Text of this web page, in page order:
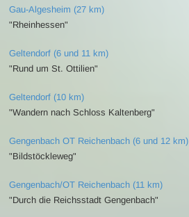
Gau-Algesheim (27 km)
"Rheinhessen"
Geltendorf (6 und 11 km)
"Rund um St. Ottilien"
Geltendorf (10 km)
"Wandern nach Schloss Kaltenberg"
Gengenbach OT Reichenbach (6 und 12 km)
"Bildstöckleweg"
Gengenbach/OT Reichenbach (11 km)
"Durch die Reichsstadt Gengenbach"